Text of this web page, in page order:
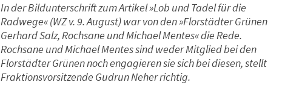
In der Bildunterschrift zum Artikel »Lob und Tadel für die
Radwege« (WZ v. 9. August) war von den »Florstädter Grünen
Gerhard Salz, Rochsane und Michael Mentes« die Rede.
Rochsane und Michael Mentes sind weder Mitglied bei den
Florstädter Grünen noch engagieren sie sich bei diesen, stellt
Fraktionsvorsitzende Gudrun Neher richtig.